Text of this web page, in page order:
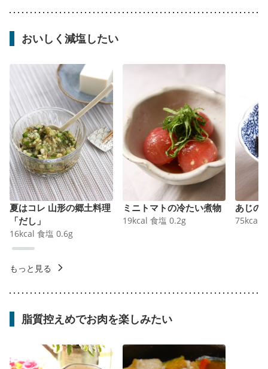
おいしく減塩したい
夏はコレ 山形の郷土料理
「だし」
16kcal 食塩 0.6g
ミニトマトの冷たい煮物
19kcal 食塩 0.2g
あじの
75kcal
もっと見る
脂質控えめでお肉を楽しみたい